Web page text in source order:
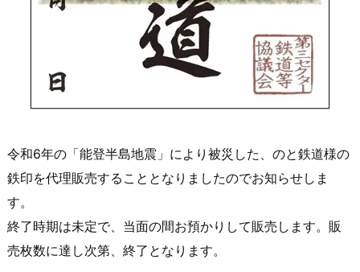
令和6年の「能登半島地震」により被災した、のと鉄道様の
鉄印を代理販売することとなりましたのでお知らせしま
す。
終了時期は未定で、当面の間お預かりして販売します。販
売枚数に達し次第、終了となります。